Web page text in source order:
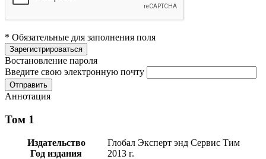
* Обязательные для заполнения поля
Востановление пароля
Введите свою электронную почту
Аннотация
Том 1
Издательство
Глобал Эксперт энд Сервис Тим
Год издания
2013 г.